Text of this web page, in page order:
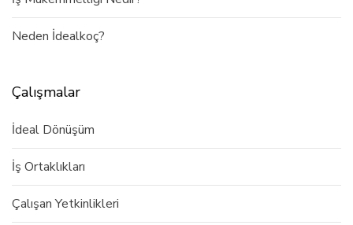
Neden İdealkoç?
Çalışmalar
İdeal Dönüşüm
İş Ortaklıkları
Çalışan Yetkinlikleri